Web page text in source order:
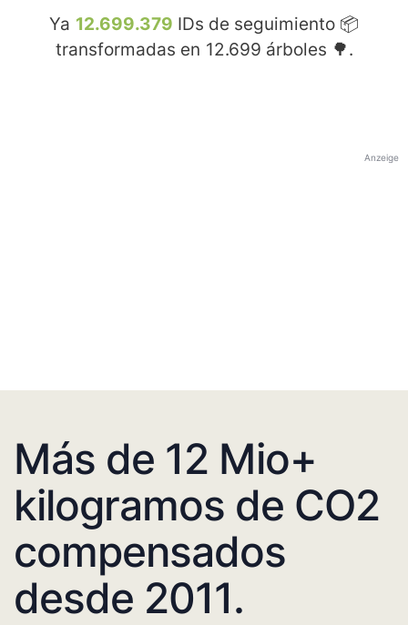
Ya 12.699.379 IDs de seguimiento 📦
transformadas en 12.699 árboles 🌳.
Anzeige
Más de 12 Mio+
kilogramos de CO2
compensados
desde 2011.